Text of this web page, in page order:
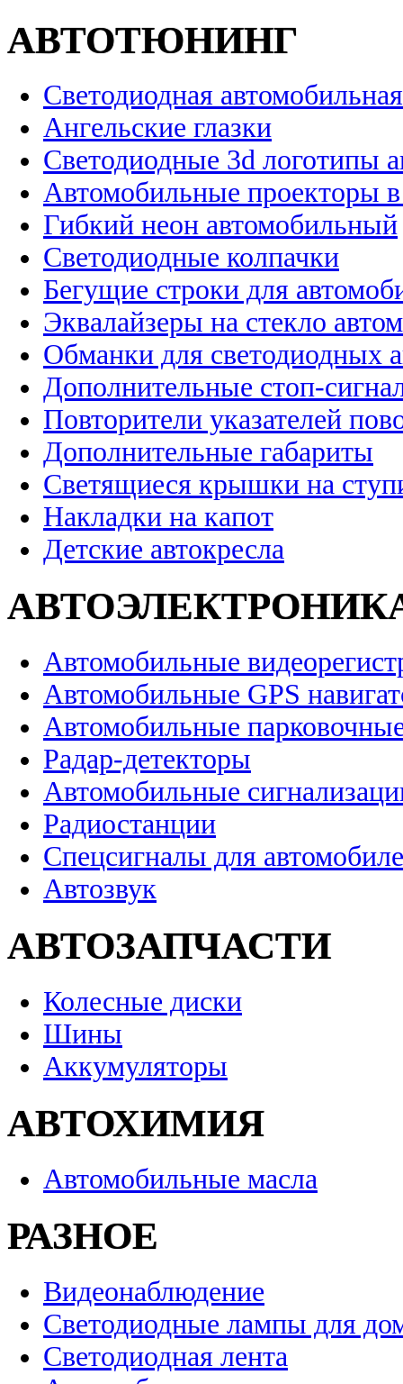
АВТОТЮНИНГ
Светодиодная
Ангельские глазки
Светодиодные 3d логотипы
Автомобильные проекторы
Гибкий неон автомобильный
Светодиодные колпачки
Бегущие строки для
Эквалайзеры на стекло
Обманки для светодиодных
Дополнительные стоп-
Повторители указателей
Дополнительные габариты
Светящиеся крышки на
Накладки на капот
Детские автокресла
Автомобильные
Автомобильные GPS
Автомобильные
Радар-детекторы
Автомобильные
Радиостанции
Спецсигналы для
Автозвук
АВТОЗАПЧАСТИ
Колесные диски
Шины
Аккумуляторы
АВТОХИМИЯ
Автомобильные масла
РАЗНОЕ
Видеонаблюдение
Светодиодные лампы для
Светодиодная лента